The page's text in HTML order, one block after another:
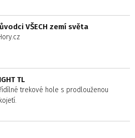
VŠECH zemí světa
TL
trekové hole s prodlouženou